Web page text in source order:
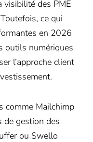
visibilité des PME
ce qui
en 2026
outils numériques
l’approche client
comme Mailchimp
de gestion des
ou Swello